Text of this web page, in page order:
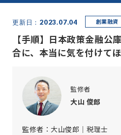
更新日：2023.07.04 創業融資
【手順】日本政策金融公
合に、本当に気を付けて
監修者
大山 俊郎
監修者：大山俊郎｜税理士